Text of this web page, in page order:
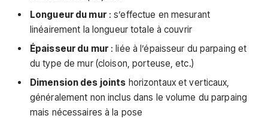
Longueur du mur: s’effectue en mesurant
linéairement la longueur totale à couvrir
Épaisseur du mur: liée à l’épaisseur du parpaing et
du type de mur (cloison, porteuse, etc.)
Dimension des joints horizontaux et verticaux,
généralement non inclus dans le volume du parpaing
mais nécessaires à la pose